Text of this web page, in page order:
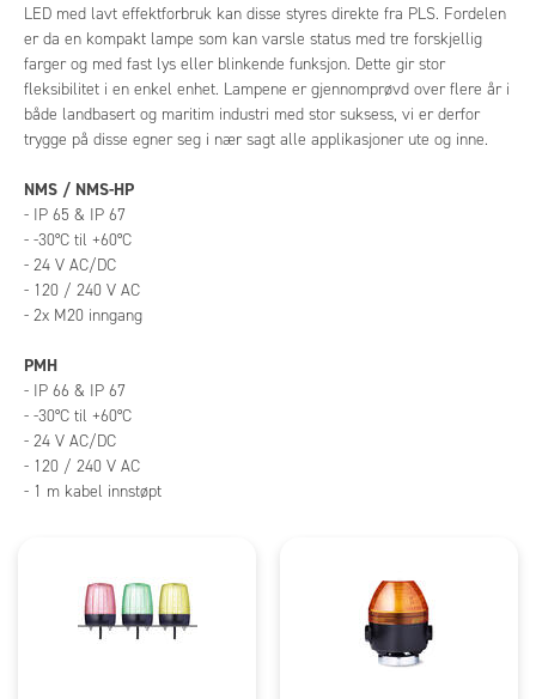
LED med lavt effektforbruk kan disse styres direkte fra PLS. Fordelen
er da en kompakt lampe som kan varsle status med tre forskjellig
farger og med fast lys eller blinkende funksjon. Dette gir stor
fleksibilitet i en enkel enhet. Lampene er gjennomprøvd over flere år i
både landbasert og maritim industri med stor suksess, vi er derfor
trygge på disse egner seg i nær sagt alle applikasjoner ute og inne.
NMS / NMS-HP
- IP 65 & IP 67
- -30°C til +60°C
- 24 V AC/DC
- 120 / 240 V AC
- 2x M20 inngang
PMH
- IP 66 & IP 67
- -30°C til +60°C
- 24 V AC/DC
- 120 / 240 V AC
- 1 m kabel innstøpt